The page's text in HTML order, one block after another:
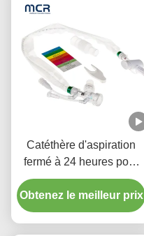
Catéthère d'aspiration
fermé à 24 heures pour
enfant avec trois
connecteurs en pièce Y
Obtenez le meilleur prix